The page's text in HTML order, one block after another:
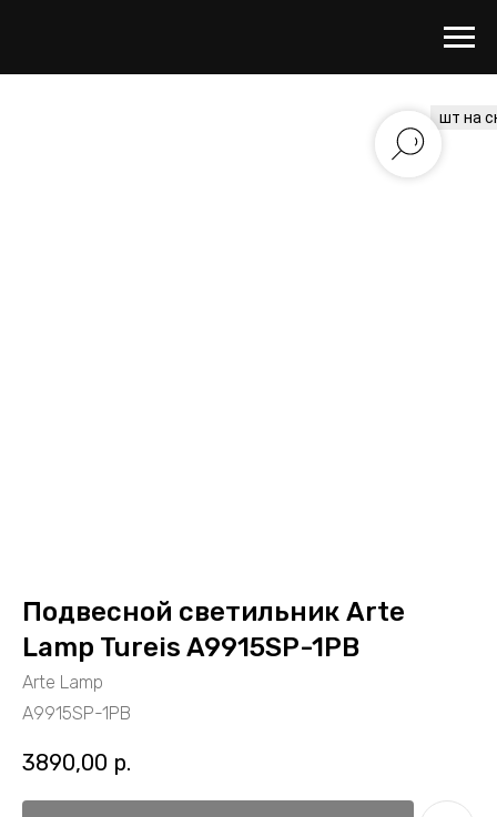
Подвесной светильник Arte
Lamp Tureis A9915SP-1PB
Arte Lamp
A9915SP-1PB
3890,00 р.